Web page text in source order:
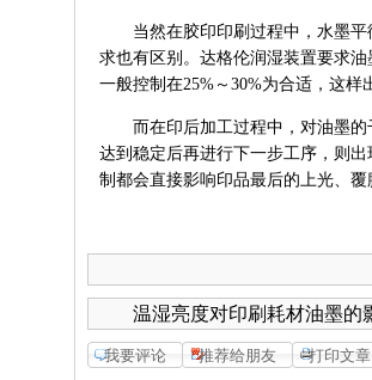
当然在胶印印刷过程中，水墨
求也有区别。达格伦润湿装置要求
一般控制在25% ～ 30%为合适，这样
而在印后加工过程中，对油墨
达到稳定后再进行下一步工序，则
制都会直接影响印品最后的上光、覆
温湿亮度对印刷耗材油墨的